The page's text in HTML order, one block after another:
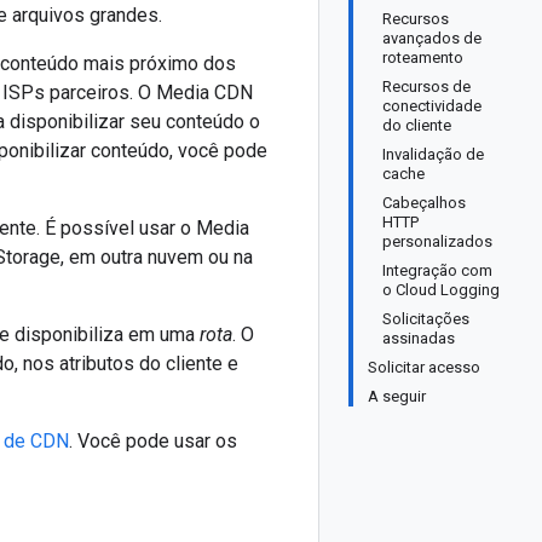
Recursos
avançados de
roteamento
Recursos de
conectividade
do cliente
Invalidação de
cache
Cabeçalhos
HTTP
personalizados
Integração com
o Cloud Logging
Solicitações
assinadas
Solicitar acesso
A seguir
arquivos grandes.
mais próximo dos
parceiros. O Media CDN
disponibilizar seu conteúdo o
conteúdo, você pode
É possível usar o Media
em outra nuvem ou na
disponibiliza em uma rota. O
nos atributos do cliente e
CDN. Você pode usar os